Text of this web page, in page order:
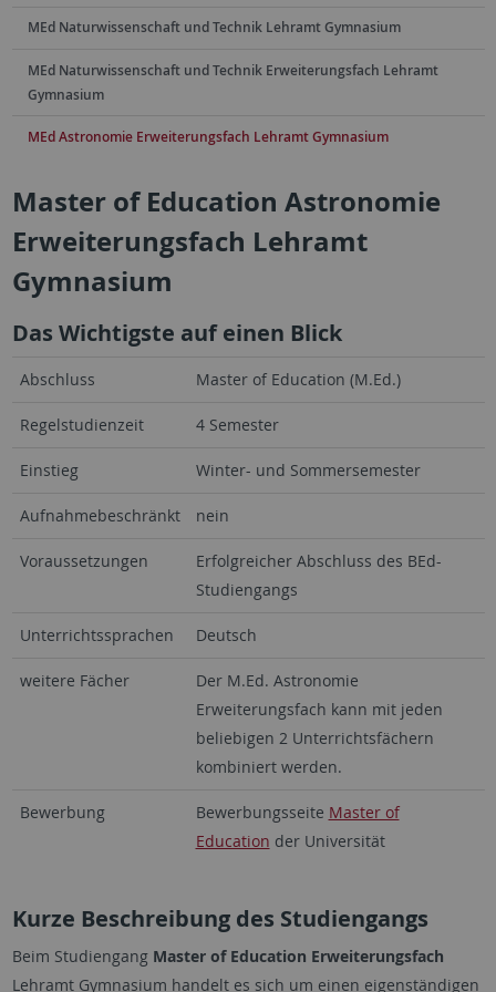
MEd Naturwissenschaft und Technik Lehramt Gymnasium
MEd Naturwissenschaft und Technik Erweiterungsfach Lehramt
Gymnasium
MEd Astronomie Erweiterungsfach Lehramt Gymnasium
Master of Education Astronomie
Erweiterungsfach Lehramt
Gymnasium
Das Wichtigste auf einen Blick
Abschluss Master of Education (M.Ed.)
Regelstudienzeit 4 Semester
Einstieg Winter- und Sommersemester
Aufnahmebeschränkt nein
Voraussetzungen
Erfolgreicher Abschluss des BEd-
Studiengangs
Unterrichtssprachen Deutsch
weitere Fächer
Der M.Ed. Astronomie
Erweiterungsfach kann mit jeden
beliebigen 2 Unterrichtsfächern
kombiniert werden.
Bewerbung Bewerbungsseite Master of
Education der Universität
Kurze Beschreibung des Studiengangs
Beim Studiengang Master of Education Erweiterungsfach
Lehramt Gymnasium handelt es sich um einen eigenständigen